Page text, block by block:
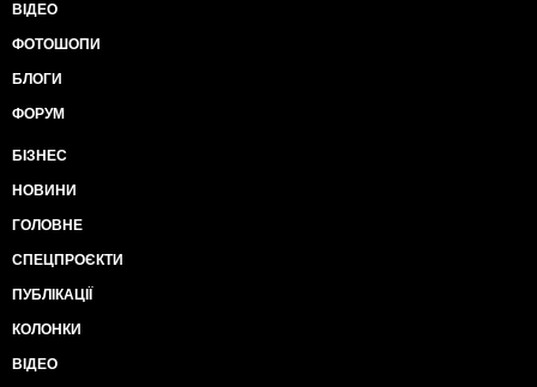
ВІДЕО
ФОТОШОПИ
БЛОГИ
ФОРУМ
БІЗНЕС
НОВИНИ
ГОЛОВНЕ
СПЕЦПРОЄКТИ
ПУБЛІКАЦІЇ
КОЛОНКИ
ВІДЕО